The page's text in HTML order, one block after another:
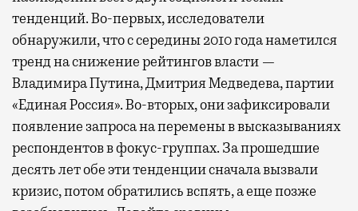
тенденций. Во-первых, исследователи
обнаружили, что с середины 2010 года наметился
тренд на снижение рейтингов власти —
Владимира Путина, Дмитрия Медведева, партии
«Единая Россия». Во-вторых, они зафиксировали
появление запроса на перемены в высказываниях
респондентов в фокус-группах. За прошедшие
десять лет обе эти тенденции сначала вызвали
кризис, потом обратились вспять, а еще позже